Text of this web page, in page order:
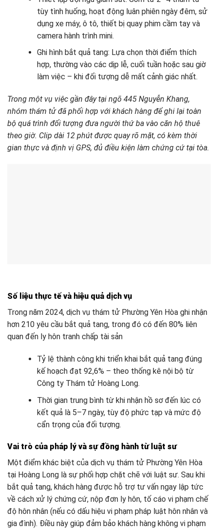
tùy tình huống, hoạt động luân phiên ngày đêm, sử
dụng xe máy, ô tô, thiết bị quay phim cầm tay và
camera hành trình mini.
Ghi hình bắt quả tang: Lựa chọn thời điểm thích
hợp, thường vào các dịp lễ, cuối tuần hoặc sau giờ
làm việc – khi đối tượng dễ mất cảnh giác nhất.
Trong một vụ việc gần đây tại ngõ 445 Nguyễn Khang,
nhóm thám tử đã phối hợp với khách hàng để ghi lại toàn
bộ quá trình đối tượng đưa người thứ ba vào căn hộ thuê
theo giờ. Clip dài 12 phút được quay rõ mặt, có kèm thời
gian thực và định vị GPS, đủ điều kiện làm chứng cứ tại tòa.
Số liệu thực tế và hiệu quả dịch vụ
Trong năm 2024, dịch vụ thám tử Phường Yên Hòa ghi nhận
hơn 210 yêu cầu bắt quả tang, trong đó có đến 80% liên
quan đến ly hôn tranh chấp tài sản
Tỷ lệ thành công khi triển khai bắt quả tang đúng
kế hoạch đạt 92,6% – theo thống kê nội bộ từ
Công ty Thám tử Hoàng Long.
Thời gian trung bình từ khi nhận hồ sơ đến lúc có
kết quả là 5–7 ngày, tùy độ phức tạp và mức độ
cẩn trọng của đối tượng.
Vai trò của pháp lý và sự đồng hành từ luật sư
Một điểm khác biệt của dịch vụ thám tử Phường Yên Hòa
tại Hoàng Long là sự phối hợp chặt chẽ với luật sư. Sau khi
bắt quả tang, khách hàng được hỗ trợ tư vấn ngay lập tức
về cách xử lý chứng cứ, nộp đơn ly hôn, tố cáo vi phạm chế
độ hôn nhân (nếu có dấu hiệu vi phạm pháp luật hôn nhân và
gia đình). Điều này giúp đảm bảo khách hàng không vi phạm